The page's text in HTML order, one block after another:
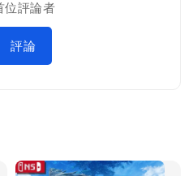
位評論者
評論